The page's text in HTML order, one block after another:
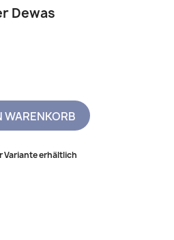
Dewas
WARENKORB
Variante erhältlich